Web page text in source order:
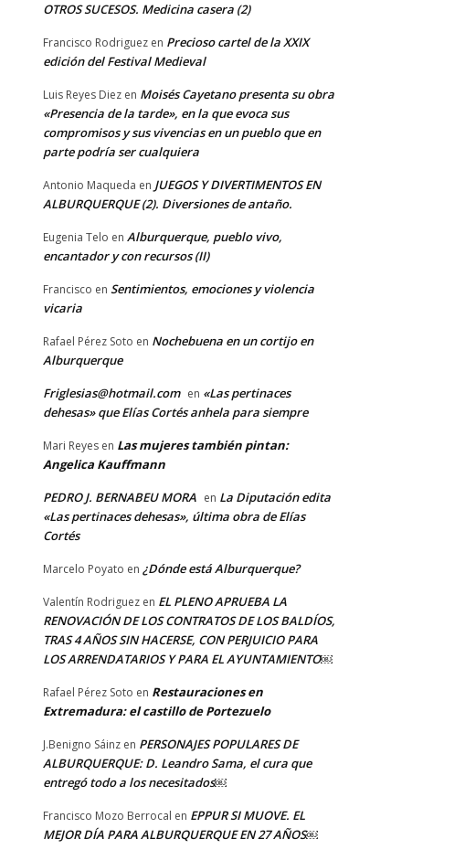
OTROS SUCESOS. Medicina casera (2)
Francisco Rodriguez en Precioso cartel de la XXIX
edición del Festival Medieval
Luis Reyes Diez en Moisés Cayetano presenta su obra
«Presencia de la tarde», en la que evoca sus
compromisos y sus vivencias en un pueblo que en
parte podría ser cualquiera
Antonio Maqueda en JUEGOS Y DIVERTIMENTOS EN
ALBURQUERQUE (2). Diversiones de antaño.
Eugenia Telo en Alburquerque, pueblo vivo,
encantador y con recursos (II)
Francisco en Sentimientos, emociones y violencia
vicaria
Rafael Pérez Soto en Nochebuena en un cortijo en
Alburquerque
Friglesias@hotmail.com en «Las pertinaces
dehesas» que Elías Cortés anhela para siempre
Mari Reyes en Las mujeres también pintan:
Angelica Kauffmann
PEDRO J. BERNABEU MORA en La Diputación edita
«Las pertinaces dehesas», última obra de Elías
Cortés
Marcelo Poyato en ¿Dónde está Alburquerque?
Valentín Rodriguez en EL PLENO APRUEBA LA
RENOVACIÓN DE LOS CONTRATOS DE LOS BALDÍOS,
TRAS 4 AÑOS SIN HACERSE, CON PERJUICIO PARA
LOS ARRENDATARIOS Y PARA EL AYUNTAMIENTO￼
Rafael Pérez Soto en Restauraciones en
Extremadura: el castillo de Portezuelo
J.Benigno Sáinz en PERSONAJES POPULARES DE
ALBURQUERQUE: D. Leandro Sama, el cura que
entregó todo a los necesitados￼
Francisco Mozo Berrocal en EPPUR SI MUOVE. EL
MEJOR DÍA PARA ALBURQUERQUE EN 27 AÑOS￼